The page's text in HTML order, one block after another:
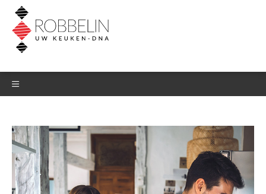
DOWNLOAD HET
Laat je gegevens hieronder na en
download meteen het
belevingsboek.